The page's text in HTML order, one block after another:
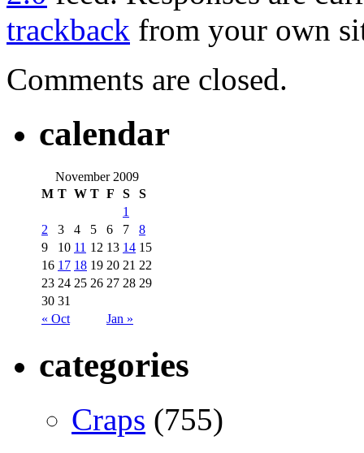
trackback from your own
Comments are closed.
calendar
November 2009
M T W T F S S
« Oct Jan »
1
2
3 4 5 6 7
8
9
10 11 12 13 14 15
16 17 18 19 20 21 22
23 24 25 26 27 28 29
30 31
categories
Craps (755)